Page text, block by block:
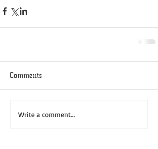
Comments
Write a comment...